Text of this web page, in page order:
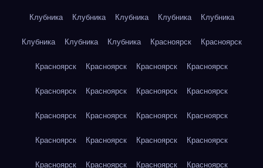
Клубника Клубника Клубника Клубника Клубника
Клубника Клубника Клубника Красноярск Красноярск
Красноярск Красноярск Красноярск Красноярск
Красноярск Красноярск Красноярск Красноярск
Красноярск Красноярск Красноярск Красноярск
Красноярск Красноярск Красноярск Красноярск
Красноярск Красноярск Красноярск Красноярск